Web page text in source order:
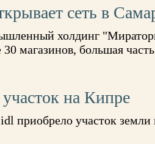
сеть в
холдинг
магазинов, большая
на Кипре
приобрело участок